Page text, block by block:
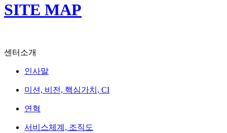
SITE MAP
센터소개
인사말
미션, 비전, 핵심가치, CI
연혁
서비스체계, 조직도